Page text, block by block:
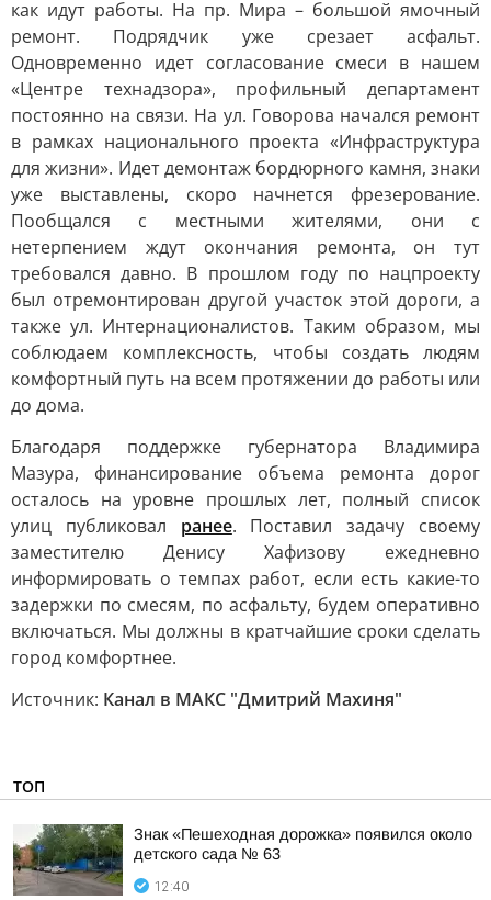
как идут работы. На пр. Мира – большой ямочный
ремонт. Подрядчик уже срезает асфальт.
Одновременно идет согласование смеси в нашем
«Центре технадзора», профильный департамент
постоянно на связи. На ул. Говорова начался ремонт
в рамках национального проекта «Инфраструктура
для жизни». Идет демонтаж бордюрного камня, знаки
уже выставлены, скоро начнется фрезерование.
Пообщался с местными жителями, они с
нетерпением ждут окончания ремонта, он тут
требовался давно. В прошлом году по нацпроекту
был отремонтирован другой участок этой дороги, а
также ул. Интернационалистов. Таким образом, мы
соблюдаем комплексность, чтобы создать людям
комфортный путь на всем протяжении до работы или
до дома.
Благодаря поддержке губернатора Владимира
Мазура, финансирование объема ремонта дорог
осталось на уровне прошлых лет, полный список
улиц публиковал ранее. Поставил задачу своему
заместителю Денису Хафизову ежедневно
информировать о темпах работ, если есть какие-то
задержки по смесям, по асфальту, будем оперативно
включаться. Мы должны в кратчайшие сроки сделать
город комфортнее.
Источник: Канал в МАКС "Дмитрий Махиня"
ТОП
Знак «Пешеходная дорожка» появился около
детского сада № 63
12:40